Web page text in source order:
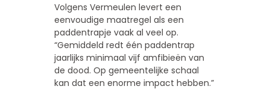
Volgens Vermeulen levert een
eenvoudige maatregel als een
paddentrapje vaak al veel op.
“Gemiddeld redt één paddentrap
jaarlijks minimaal vijf amfibieën van
de dood. Op gemeentelijke schaal
kan dat een enorme impact hebben.”